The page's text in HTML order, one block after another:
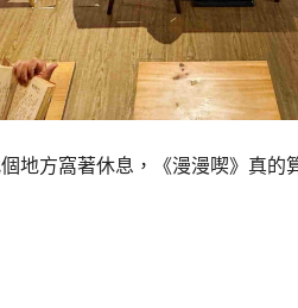
地方窩著休息，《漫漫喫》真的